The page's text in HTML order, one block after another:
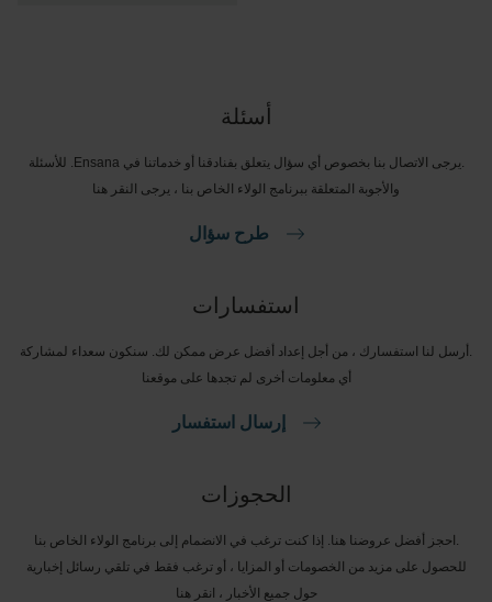
أسئلة
.يرجى الاتصال بنا بخصوص أي سؤال يتعلق بفنادقنا أو خدماتنا في Ensana. للأسئلة
والأجوبة المتعلقة ببرنامج الولاء الخاص بنا ، يرجى النقر هنا
طرح سؤال
استفسارات
.أرسل لنا استفسارك ، من أجل إعداد أفضل عرض ممكن لك. سنكون سعداء لمشاركة
أي معلومات أخرى لم تجدها على موقعنا
إرسال استفسار
الحجوزات
.احجز أفضل عروضنا هنا. إذا كنت ترغب في الانضمام إلى برنامج الولاء الخاص بنا
للحصول على مزيد من الخصومات أو المزايا ، أو ترغب فقط في تلقي رسائل إخبارية
حول جميع الأخبار ، انقر هنا